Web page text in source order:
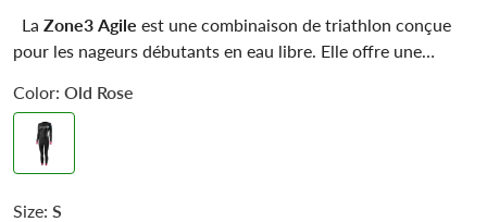
La Zone3 Agile est une combinaison de triathlon conçue
pour les nageurs débutants en eau libre. Elle offre une
ses panneaux de flottabilité stratégiquement placés. Les
panneaux Flex-Fit de 2 mm au niveau des épaules
améliorent l'amplitude des mouvements, permettant de
conserver de l'énergie et de réduire la fatigue.
Color: Old Rose
Size: S